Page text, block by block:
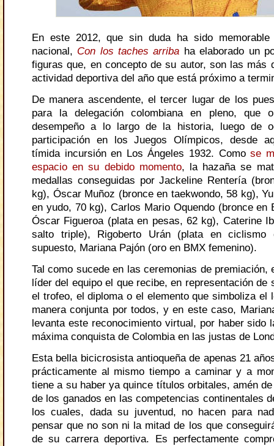
En este 2012, que sin duda ha sido
nacional, Con los taches arriba ha elaborado un
figuras que, en concepto de su autor, son las más
actividad deportiva del año que está próximo a
De manera ascendente, el tercer lugar de los
para la delegación colombiana en pleno, que
desempeño a lo largo de la historia, luego de
participación en los Juegos Olímpicos, desde
tímida incursión en Los Ángeles 1932. Comose
espacio en su debido momento, la hazaña se
medallas conseguidas por Jackeline Rentería
kg), Óscar Muñoz (bronce en taekwondo, 58 kg),
en yudo, 70 kg), Carlos Mario Oquendo (bronce en
Óscar Figueroa (plata en pesas, 62 kg), Caterine
salto triple), Rigoberto Urán (plata en
supuesto, Mariana Pajón (oro en BMX femenino).
Tal como sucede en las ceremonias de premiación,
líder del equipo el que recibe, en representación de
el trofeo, el diploma o el elemento que simboliza el
manera conjunta por todos, y en este caso,
levanta este reconocimiento virtual, por haber sido
máxima conquista de Colombia en las justas de
Esta bella bicicrosista antioqueña de apenas 21
prácticamente al mismo tiempo a caminar y a
tiene a su haber ya quince títulos orbitales, amén
de los ganados en las competencias continentales
los cuales, dada su juventud, no hacen para
pensar que no son ni la mitad de los que
de su carrera deportiva. Es perfectamente